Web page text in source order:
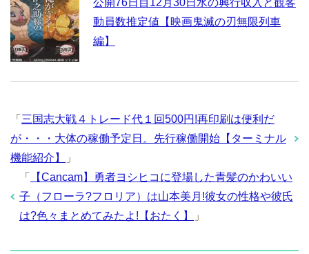
動員数推定値【映画鬼滅の刃無限列車
編】
「 三国志大戦４トレード代１回500円!再印刷は便利だ
が・・・大体の稼働予定日。先行稼働開始【ターミナル
機能紹介】
」
「
【Cancam】勇者ヨシヒコに登場した青髪のかわいい
子（フローラ?フロリア）は山本美月!彼女の性格や彼氏
は?色々まとめてみたよ!【おたく】
」